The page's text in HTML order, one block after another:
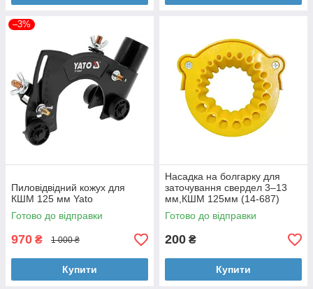
–3%
Пиловідвідний кожух для
КШМ 125 мм Yato
Готово до відправки
970 ₴ 1 000 ₴
Купити
Насадка на болгарку для
заточування свердел 3–13
мм,КШМ 125мм (14-687)
Готово до відправки
200 ₴
Купити